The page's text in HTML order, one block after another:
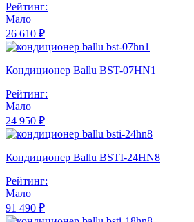
Рейтинг:
Мало
26 610 ₽
Кондиционер Ballu BST-07HN1
Рейтинг:
Мало
24 950 ₽
Кондиционер Ballu BSTI-24HN8
Рейтинг:
Мало
91 490 ₽